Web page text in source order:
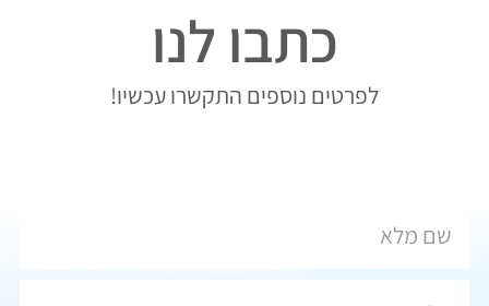
כתבו לנו
לפרטים נוספים התקשרו עכשיו!